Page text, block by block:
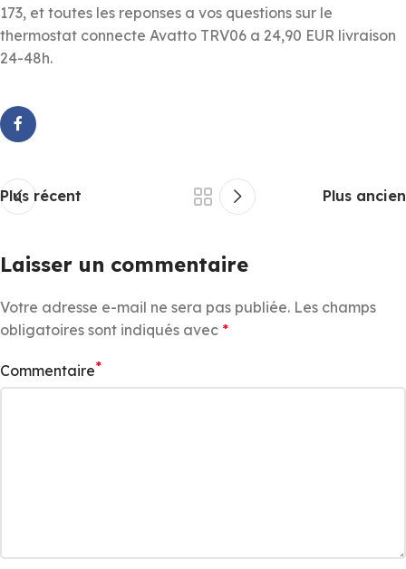
173, et toutes les reponses a vos questions sur le
thermostat connecte Avatto TRV06 a 24,90 EUR livraison
24-48h.
Plus récent Plus ancien
Laisser un commentaire
Votre adresse e-mail ne sera pas publiée. Les champs
obligatoires sont indiqués avec *
Commentaire*